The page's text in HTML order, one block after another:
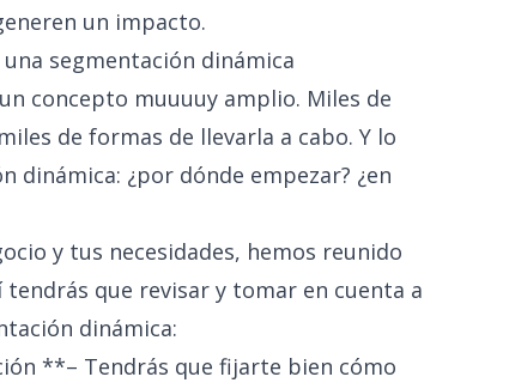
un impacto.
segmentación dinámica
concepto muuuuy amplio. Miles de
de formas de llevarla a cabo. Y lo
dinámica: ¿por dónde empezar? ¿en
y tus necesidades, hemos reunido
que revisar y tomar en cuenta a
dinámica:
**– Tendrás que fijarte bien cómo